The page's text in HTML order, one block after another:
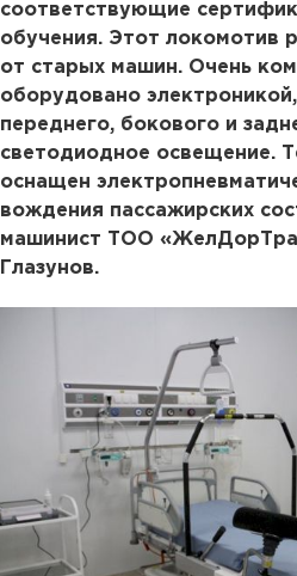
соответствующие
обучения. Этот локомотив
от старых машин. Очень
оборудовано
переднего, бокового и
светодиодное освещение.
оснащен
вождения пассажирских
машинист ТОО
Глазунов.